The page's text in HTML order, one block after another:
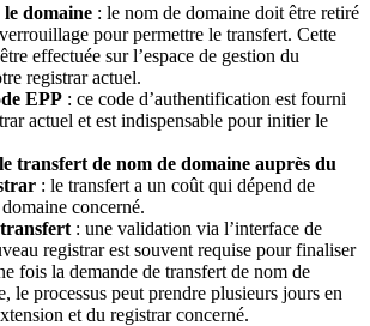
domaine : le nom de domaine doit être retiré
pour permettre le transfert. Cette
effectuée sur l’espace de gestion du
registrar actuel.
EPP : ce code d’authentification est fourni
actuel et est indispensable pour initier le
transfert de nom de domaine auprès du
: le transfert a un coût qui dépend de
concerné.
: une validation via l’interface de
registrar est souvent requise pour finaliser
fois la demande de transfert de nom de
le processus peut prendre plusieurs jours en
et du registrar concerné.